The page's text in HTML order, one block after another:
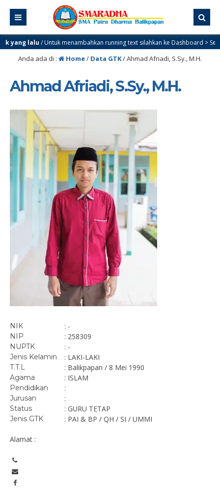
lalu/ Untuk menambahkan running text silahkan ke Dashboard > Sekilas
Anda ada di : Home/ Data GTK/Ahmad Afriadi, S.Sy., M.H.
Ahmad Afriadi, S.Sy., M.H.
NIK : -
NIP : 258309
NUPTK : -
Jenis Kelamin : LAKI-LAKI
T.T.L : Balikpapan / 8 Mei 1990
Agama : ISLAM
Pendidikan :
Jurusan :
Status : GURU TETAP
Jenis GTK : PAI & BP / QH / SI / UMMI
Alamat :